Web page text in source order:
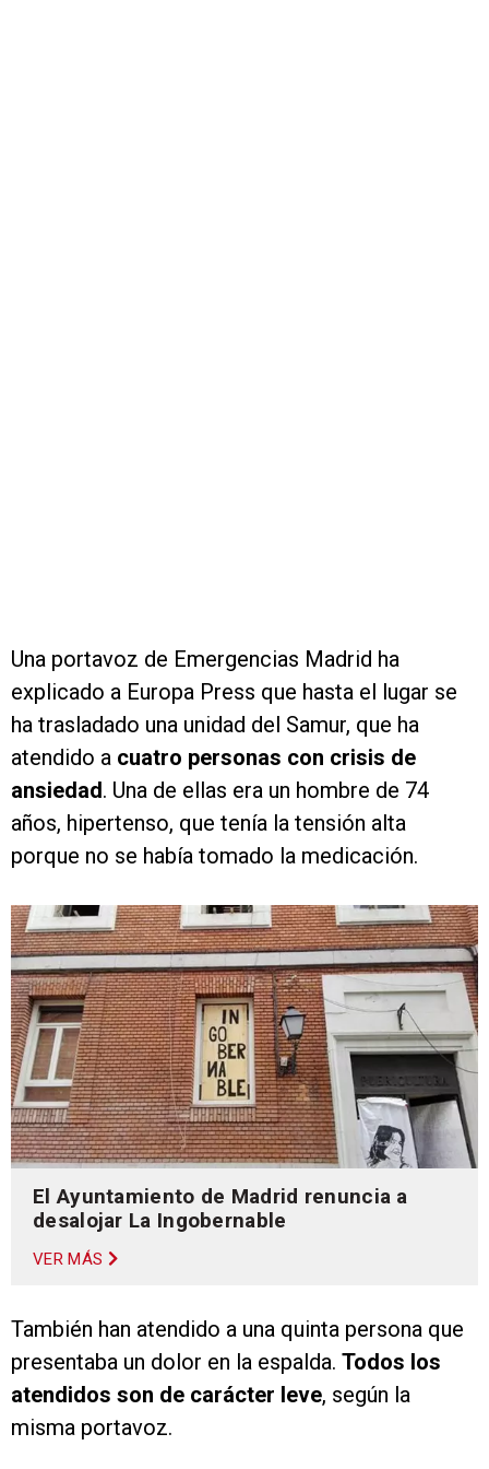
Una portavoz de Emergencias Madrid ha
explicado a Europa Press que hasta el lugar se
ha trasladado una unidad del Samur, que ha
atendido a cuatro personas con crisis de
ansiedad. Una de ellas era un hombre de 74
años, hipertenso, que tenía la tensión alta
porque no se había tomado la medicación.
El Ayuntamiento de Madrid renuncia a
desalojar La Ingobernable
VER MÁS
También han atendido a una quinta persona que
presentaba un dolor en la espalda. Todos los
atendidos son de carácter leve, según la
misma portavoz.